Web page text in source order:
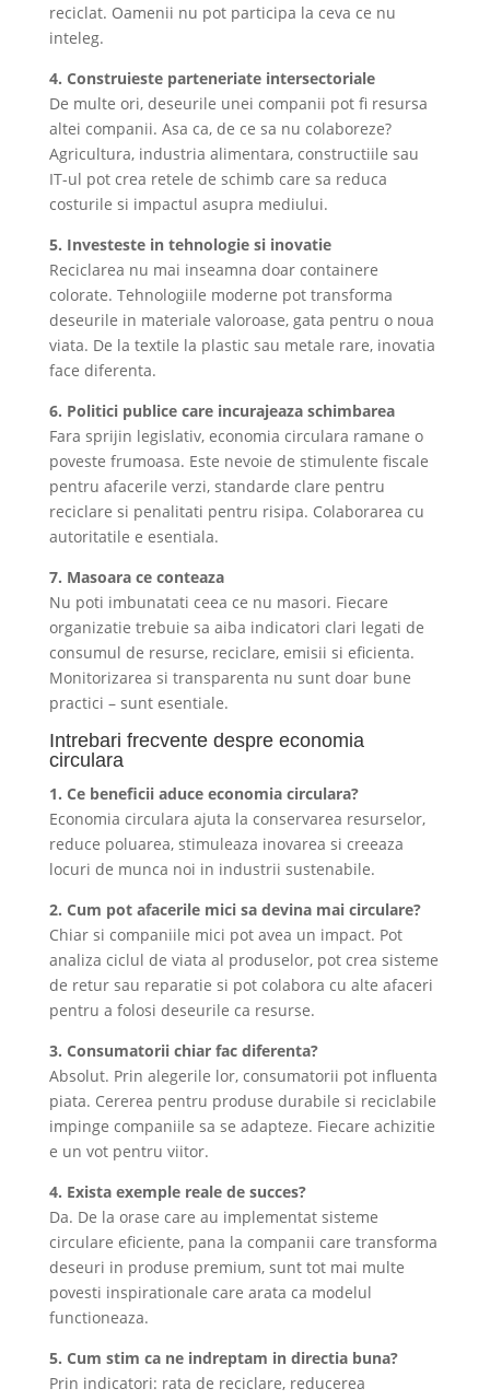
reciclat. Oamenii nu pot participa la ceva ce nu
inteleg.
4. Construieste parteneriate intersectoriale
De multe ori, deseurile unei companii pot fi resursa
altei companii. Asa ca, de ce sa nu colaboreze?
Agricultura, industria alimentara, constructiile sau
IT-ul pot crea retele de schimb care sa reduca
costurile si impactul asupra mediului.
5. Investeste in tehnologie si inovatie
Reciclarea nu mai inseamna doar containere
colorate. Tehnologiile moderne pot transforma
deseurile in materiale valoroase, gata pentru o noua
viata. De la textile la plastic sau metale rare, inovatia
face diferenta.
6. Politici publice care incurajeaza schimbarea
Fara sprijin legislativ, economia circulara ramane o
poveste frumoasa. Este nevoie de stimulente fiscale
pentru afacerile verzi, standarde clare pentru
reciclare si penalitati pentru risipa. Colaborarea cu
autoritatile e esentiala.
7. Masoara ce conteaza
Nu poti imbunatati ceea ce nu masori. Fiecare
organizatie trebuie sa aiba indicatori clari legati de
consumul de resurse, reciclare, emisii si eficienta.
Monitorizarea si transparenta nu sunt doar bune
practici – sunt esentiale.
Intrebari frecvente despre economia
circulara
1. Ce beneficii aduce economia circulara?
Economia circulara ajuta la conservarea resurselor,
reduce poluarea, stimuleaza inovarea si creeaza
locuri de munca noi in industrii sustenabile.
2. Cum pot afacerile mici sa devina mai circulare?
Chiar si companiile mici pot avea un impact. Pot
analiza ciclul de viata al produselor, pot crea sisteme
de retur sau reparatie si pot colabora cu alte afaceri
pentru a folosi deseurile ca resurse.
3. Consumatorii chiar fac diferenta?
Absolut. Prin alegerile lor, consumatorii pot influenta
piata. Cererea pentru produse durabile si reciclabile
impinge companiile sa se adapteze. Fiecare achizitie
e un vot pentru viitor.
4. Exista exemple reale de succes?
Da. De la orase care au implementat sisteme
circulare eficiente, pana la companii care transforma
deseuri in produse premium, sunt tot mai multe
povesti inspirationale care arata ca modelul
functioneaza.
5. Cum stim ca ne indreptam in directia buna?
Prin indicatori: rata de reciclare, reducerea